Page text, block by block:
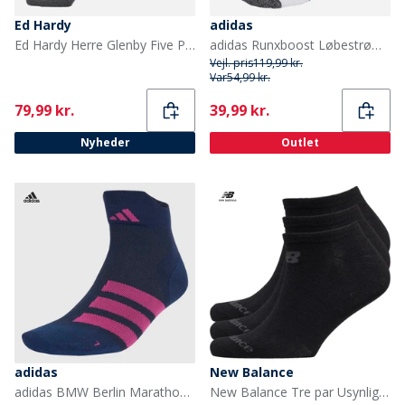
Ed Hardy
Ed Hardy Herre Glenby Five Pack Strømper Mixed
Current
79,99 kr.
Nyheder
adidas
adidas Runxboost Løbestrømper Hvid/Pure Teal
Vejl. pris119,99 kr.
Var54,99 kr.
Current
39,99 kr.
Outlet
adidas
adidas BMW Berlin Marathon 2025 Løbestrømper Collegiate Collegiate Navy/Semi Green Spark
New Balance
New Balance Tre par Usynlige Strømper Sort